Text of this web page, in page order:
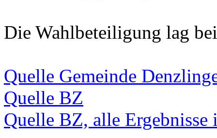
Die Wahlbeteiligung lag
Quelle Gemeinde
Quelle BZ
Quelle BZ, alle Ergebnisse